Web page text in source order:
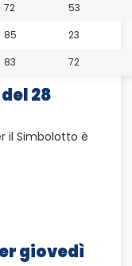
72
53
85
23
83 72
28
il Simbolotto è
giovedì